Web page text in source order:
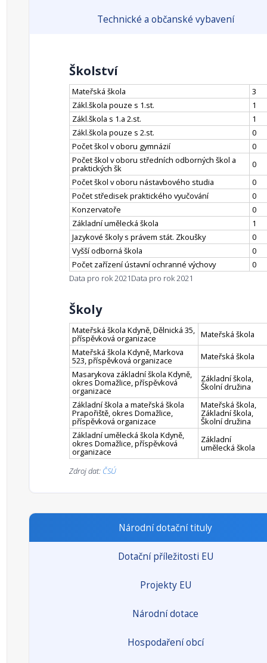
Technické a občanské vybavení
Školství
Mateřská škola
3
Zákl.škola pouze s 1.st.
1
Zákl.škola s 1.a 2.st.
1
Zákl.škola pouze s 2.st.
0
Počet škol v oboru gymnázií
0
Počet škol v oboru středních odborných škol a
praktických šk
0
Počet škol v oboru nástavbového studia
0
Počet středisek praktického vyučování
0
Konzervatoře
0
Základní umělecká škola
1
Jazykové školy s právem stát. Zkoušky
0
Vyšší odborná škola
0
Počet zařízení ústavní ochranné výchovy
0
Data pro rok 2021Data pro rok 2021
Školy
Mateřská škola Kdyně, Dělnická 35,
příspěvková organizace
Mateřská škola
Mateřská škola Kdyně, Markova
523, příspěvková organizace
Mateřská škola
Masarykova základní škola Kdyně,
okres Domažlice, příspěvková
organizace
Základní škola,
Školní družina
Základní škola a mateřská škola
Prapořiště, okres Domažlice,
příspěvková organizace
Mateřská škola,
Základní škola,
Školní družina
Základní umělecká škola Kdyně,
okres Domažlice, příspěvková
organizace
Základní
umělecká škola
Zdroj dat: ČSÚ
Národní dotační tituly
Dotační příležitosti EU
Projekty EU
Národní dotace
Hospodaření obcí